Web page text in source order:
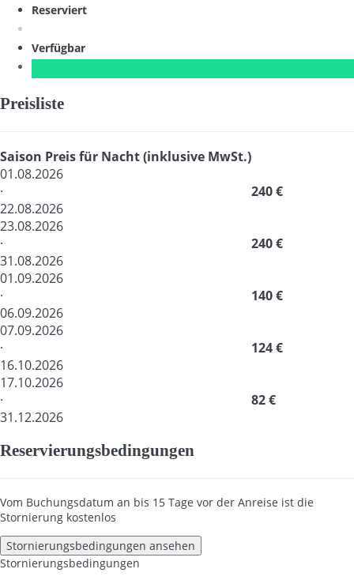
Reserviert
Verfügbar
Preisliste
Saison Preis für Nacht (inklusive MwSt.)
01.08.2026
·
22.08.2026
240 €
23.08.2026
·
31.08.2026
240 €
01.09.2026
·
06.09.2026
140 €
07.09.2026
·
16.10.2026
124 €
17.10.2026
·
31.12.2026
82 €
Reservierungsbedingungen
Vom Buchungsdatum an bis 15 Tage vor der Anreise ist die
Stornierung kostenlos
Stornierungsbedingungen ansehen
Stornierungsbedingungen